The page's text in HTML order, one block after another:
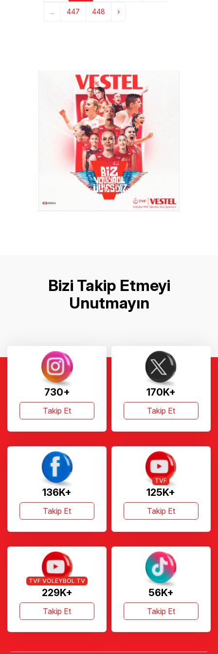
... 447 448 ›
Bizi Takip Etmeyi
Unutmayın
730+
Takip Et
170K+
Takip Et
136K+
Takip Et
125K+
TVF
Takip Et
229K+
TVF VOLEYBOL TV
Takip Et
56K+
Takip Et